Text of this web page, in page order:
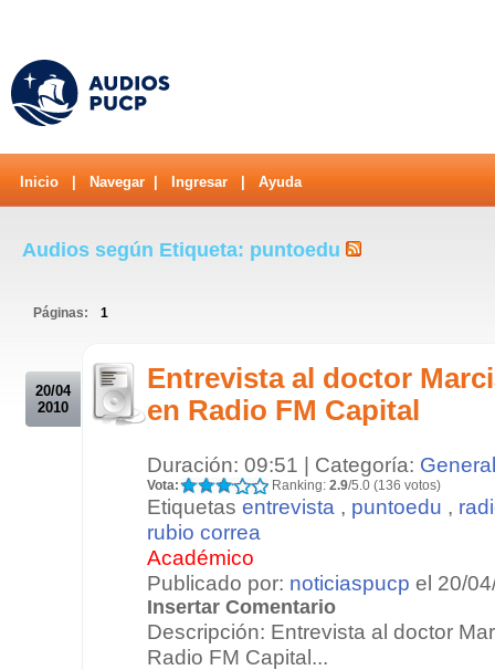
Inicio Navegar Ingresar Ayuda
Audios según Etiqueta: puntoedu
Páginas: 1
20/04
2010
Entrevista al doctor
en Radio FM Capital
Duración: 09:51 | Categoría: General
Vota: Ranking: 2.9/5.0 (136 votos)
Etiquetas entrevista , puntoedu ,
rubio correa
Académico
Publicado por: noticiaspucp el 20/
Insertar Comentario
Descripción: Entrevista al doctor
Radio FM Capital...